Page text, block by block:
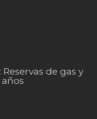
de gas y